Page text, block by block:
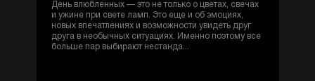
День влюбленных — это не только о цветах, свечах
и ужине при свете ламп. Это еще и об эмоциях,
новых впечатлениях и возможности увидеть друг
друга в необычных ситуациях. Именно поэтому все
больше пар выбирают нестанда...